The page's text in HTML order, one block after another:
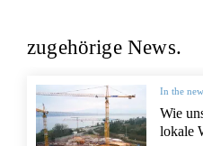
zugehörige News.
In the
Wie
lokale